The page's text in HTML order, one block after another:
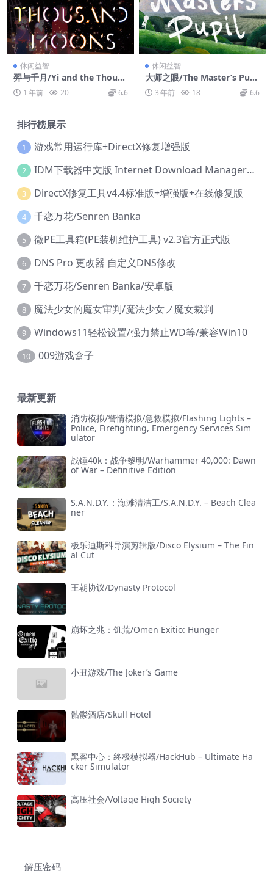
休闲益智
羿与千月/Yi and the Thousa
nd Moons
1 年前 20 6.6
休闲益智
大师之眼/The Master’s Pupi
l
3 年前 18 6.6
排行榜展示
1 游戏常用运行库+DirectX修复增强版
2 IDM下载器中文版 Internet Download Manager v6.42.36 IDM
3 DirectX修复工具v4.4标准版+增强版+在线修复版
4 千恋万花/Senren Banka
5 微PE工具箱(PE装机维护工具) v2.3官方正式版
6 DNS Pro 更改器 自定义DNS修改
7 千恋万花/Senren Banka/安卓版
8 魔法少女的魔女审判/魔法少女ノ魔女裁判
9 Windows11轻松设置/强力禁止WD等/兼容Win10
10 009游戏盒子
最新更新
消防模拟/警情模拟/急救模拟/Flashing Lights –
Police, Firefighting, Emergency Services Sim
ulator
战锤40k：战争黎明/Warhammer 40,000: Dawn
of War – Definitive Edition
S.A.N.D.Y.：海滩清洁工/S.A.N.D.Y. – Beach Clea
ner
极乐迪斯科导演剪辑版/Disco Elysium – The Fin
al Cut
王朝协议/Dynasty Protocol
崩坏之兆：饥荒/Omen Exitio: Hunger
小丑游戏/The Joker’s Game
骷髅酒店/Skull Hotel
黑客中心：终极模拟器/HackHub – Ultimate Ha
cker Simulator
高压社会/Voltage High Society
解压密码